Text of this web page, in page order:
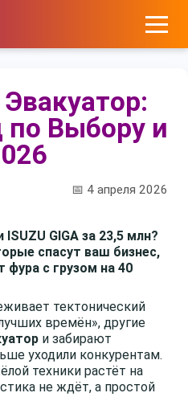
Выбору и
📅 4 апреля 2026
GIGA за 23,5 млн?
спасут ваш бизнес,
фура с грузом на 40
тектонический
времён», другие
и забирают
уходили конкурентам.
техники растёт на
не ждёт, а простой